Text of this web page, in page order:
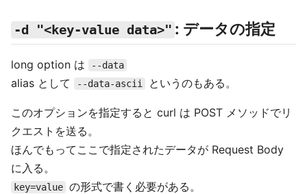
-d "<key-value data>" : データの指定
long option は --data
alias として --data-ascii というのもある。
このオプションを指定すると curl は POST メソッドでリ
クエストを送る。
ほんでもってここで指定されたデータが Request Body
に入る。
key=value の形式で書く必要がある。